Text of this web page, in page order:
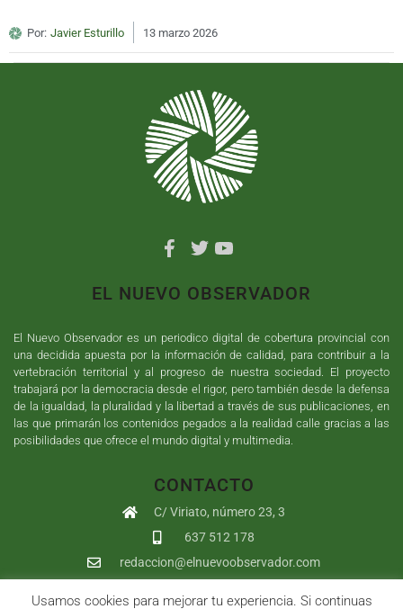
Por: Javier Esturillo 13 marzo 2026
EL NUEVO OBSERVADOR
El Nuevo Observador es un periodico digital de cobertura provincial con
una decidida apuesta por la información de calidad, para contribuir a la
vertebración territorial y al progreso de nuestra sociedad. El proyecto
trabajará por la democracia desde el rigor, pero también desde la defensa
de la igualdad, la pluralidad y la libertad a través de sus publicaciones, en
las que primarán los contenidos pegados a la realidad calle gracias a las
posibilidades que ofrece el mundo digital y multimedia.
CONTACTO
C/ Viriato, número 23, 3
637 512 178
redaccion@elnuevoobservador.com
Usamos cookies para mejorar tu experiencia. Si continuas